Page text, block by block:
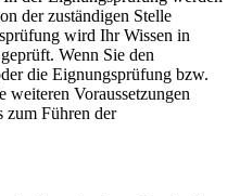
der zuständigen Stelle
wird Ihr Wissen in
Wenn Sie den
die Eignungsprüfung bzw.
weiteren Voraussetzungen
zum Führen der